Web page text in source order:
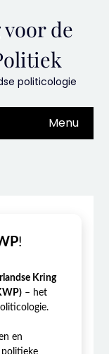
de
politicologie
Menu
!
Kring
– het
en